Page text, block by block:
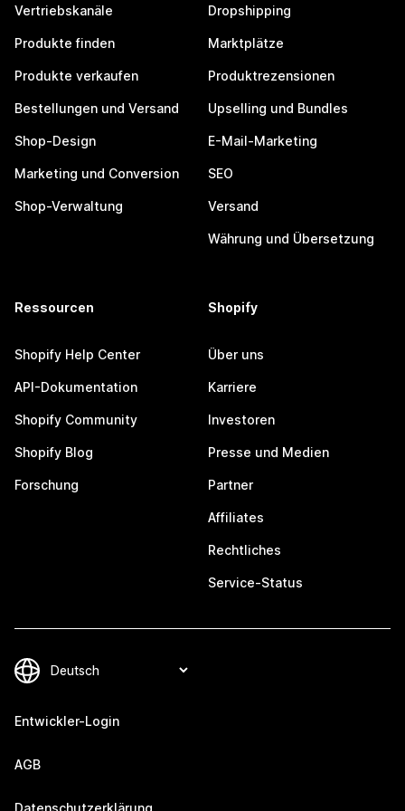
Vertriebskanäle
Produkte finden
Produkte verkaufen
Bestellungen und Versand
Shop-Design
Marketing und Conversion
Shop-Verwaltung
Dropshipping
Marktplätze
Produktrezensionen
Upselling und Bundles
E-Mail-Marketing
SEO
Versand
Währung und Übersetzung
Ressourcen
Shopify Help Center
API-Dokumentation
Shopify Community
Shopify Blog
Forschung
Shopify
Über uns
Karriere
Investoren
Presse und Medien
Partner
Affiliates
Rechtliches
Service-Status
Entwickler-Login
AGB